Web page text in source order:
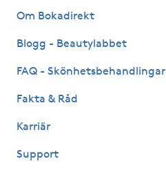
NBE-massage
O
Olaplex
Om Bokadirekt
Blogg - Beautylabbet
FAQ - Skönhetsbehandlingar
Fakta & Råd
Karriär
Support